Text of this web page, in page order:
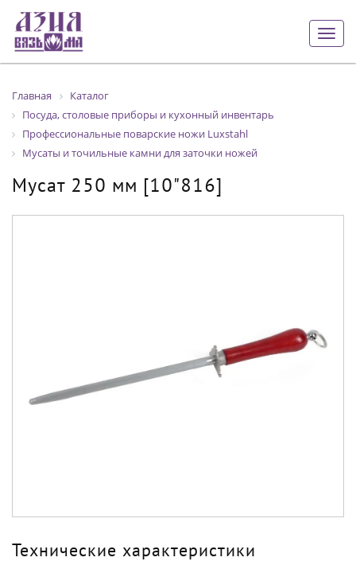
Главная
Каталог
Посуда, столовые приборы и кухонный инвентарь
Профессиональные поварские ножи Luxstahl
Мусаты и точильные камни для заточки ножей
Мусат 250 мм [10"816]
Технические характеристики